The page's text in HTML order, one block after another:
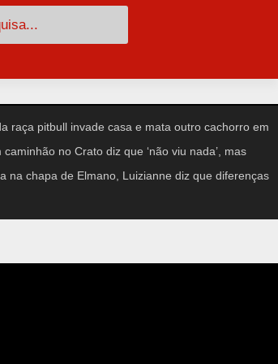
raça pitbull invade casa e mata outro cachorro em
no Crato diz que ‘não viu nada’, mas
na chapa de Elmano, Luizianne diz que diferenças